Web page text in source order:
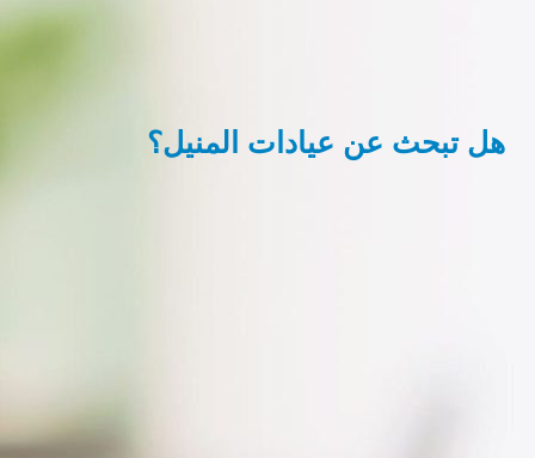
هل تبحث عن عيادات المنيل؟